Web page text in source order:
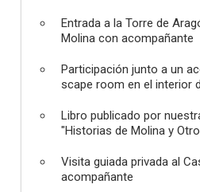
Entrada a la Torre de
Molina con acompañante
Participación junto a un
scape room en el interior
Libro publicado por
"Historias de Molina y
Visita guiada privada al
acompañante